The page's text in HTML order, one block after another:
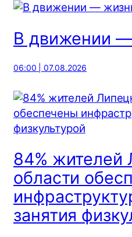
В движении
06:00 | 07.08.2026
84% жителей
области
занятия